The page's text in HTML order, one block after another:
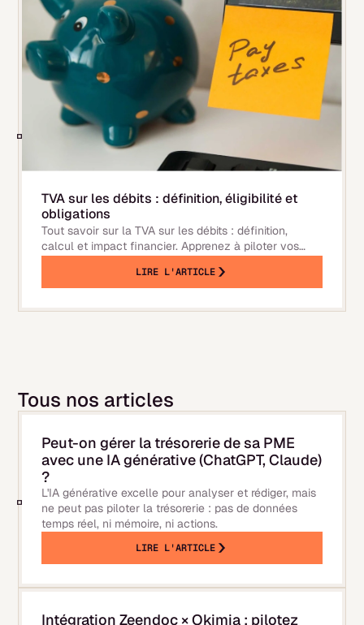
TVA sur les débits : définition, éligibilité et
obligations
Tout savoir sur la TVA sur les débits : définition,
calcul et impact financier. Apprenez à piloter vos
LIRE L'ARTICLE
Tous nos articles
Peut-on gérer la trésorerie de sa PME
avec une IA générative (ChatGPT, Claude)
?
L'IA générative excelle pour analyser et rédiger, mais
ne peut pas piloter la trésorerie : pas de données
temps réel, ni mémoire, ni actions.
LIRE L'ARTICLE
Intégration Zeendoc × Okimia : pilotez